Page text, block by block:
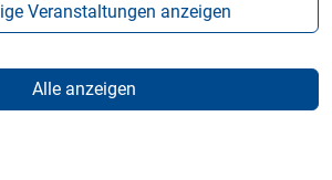
Veranstaltungen anzeigen
Alle anzeigen